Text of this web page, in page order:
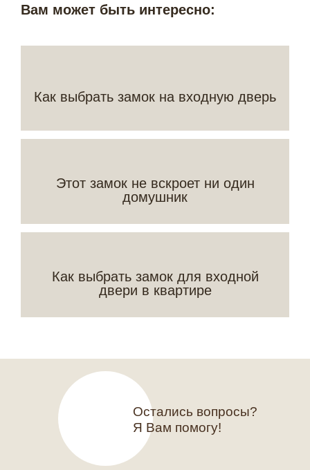
Вам может быть интересно:
Как выбрать замок на входную дверь
Этот замок не вскроет ни один
домушник
Как выбрать замок для входной
двери в квартире
Остались вопросы?
Я Вам помогу!